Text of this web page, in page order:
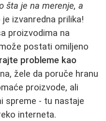
šta je na merenje, a
je izvanredna prilika!
proizvodima na
postati omiljeno
probleme kao
žele da poruče hranu
proizvode, ali
spreme - tu nastaje
interneta.